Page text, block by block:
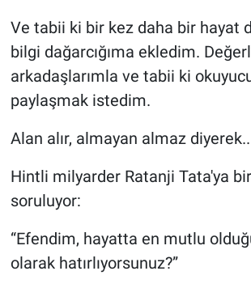
Ve tabii ki bir kez daha bir hayat
bilgi dağarcığıma ekledim.
arkadaşlarımla ve tabii ki
paylaşmak istedim.
Alan alır, almayan almaz
Hintli milyarder Ratanji Tata'ya
soruluyor:
“Efendim, hayatta en mutlu
olarak hatırlıyorsunuz?”